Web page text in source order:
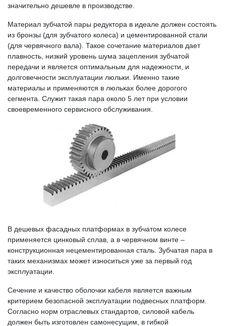
значительно дешевле в производстве.
Материал зубчатой пары редуктора в идеале должен состоять
из бронзы (для зубчатого колеса) и цементированной стали
(для червячного вала). Такое сочетание материалов дает
плавность, низкий уровень шума зацепления зубчатой
передачи и является оптимальным для надежности, и
долговечности эксплуатации люльки. Именно такие
материалы и применяются в люльках более дорогого
сегмента. Служит такая пара около 5 лет при условии
своевременного сервисного обслуживания.
В дешевых фасадных платформах в зубчатом колесе
применяется цинковый сплав, а в червячном винте –
конструкционная нецементированная сталь. Зубчатая пара в
таких механизмах может износиться уже за первый год
эксплуатации.
Сечение и качество оболочки кабеля является важным
критерием безопасной эксплуатации подвесных платформ.
Согласно норм отраслевых стандартов, силовой кабель
должен быть изготовлен самонесущим, в гибкой